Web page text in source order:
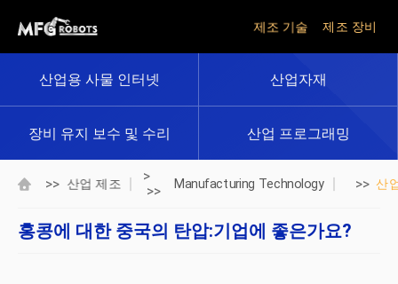
제조 기술 제조 장비
산업용 사물 인터넷 산업자재
장비 유지 보수 및 수리 산업 프로그래밍
>> 산업 제조
>
>>
Manufacturing Technology >> 산
홍콩에 대한 중국의 탄압:기업에 좋은가요?